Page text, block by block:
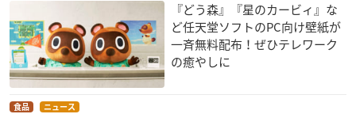
『どう森』『星のカービィ』な
ど任天堂ソフトのPC向け壁紙が
一斉無料配布！ぜひテレワーク
の癒やしに
食品 ニュース